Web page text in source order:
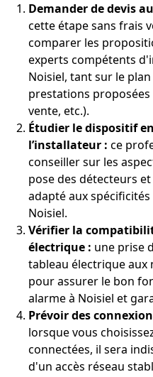
Demander de devis
cette étape sans frais
comparer les
experts compétents
Noisiel, tant sur le
prestations
vente, etc.).
Étudier le dispositif
l’installateur : ce
conseiller sur les
pose des détecteurs
adapté aux
Noisiel.
Vérifier la
électrique : une prise
tableau électrique aux
pour assurer le bon
alarme à Noisiel et
Prévoir des
lorsque vous
connectées, il sera
d'un accès réseau